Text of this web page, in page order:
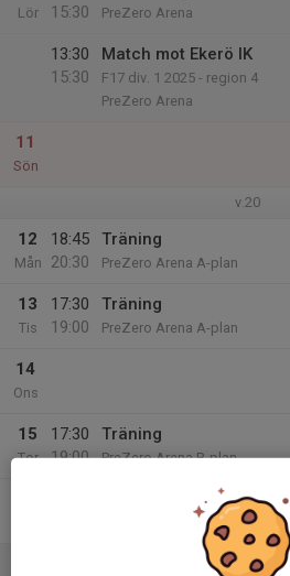
Lör
15:30
PreZero Arena
13:30
15:30
Match mot Ekerö IK
F17 div. 1 2025 - region 4
PreZero Arena
11
Sön
v.20
12
Mån
18:45
20:30
Träning
PreZero Arena A-plan
13
Tis
17:30
19:00
Träning
PreZero Arena A-plan
14
Ons
15
Tor
17:30
19:00
Träning
PreZero Arena B-plan
PreZero Arena B-plan
Match mot Karlbergs BK